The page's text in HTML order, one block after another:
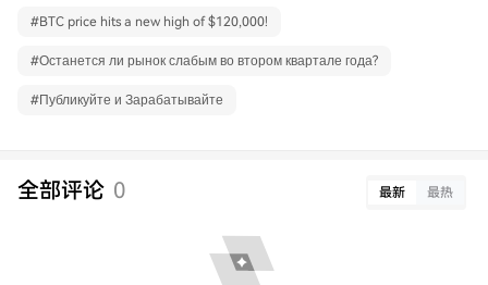
#BTC price hits a new high of $120,000!
#Останется ли рынок слабым во втором квартале года?
#Публикуйте и Зарабатывайте
全部评论 0 最新 最热